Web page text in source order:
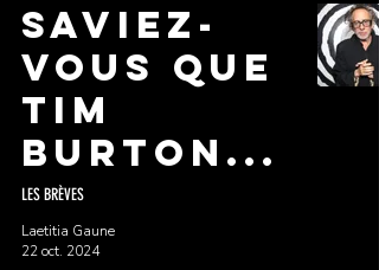
Saviez-
vous que
TIM
BURTON...
LES BRÈVES
Laetitia Gaune
22 oct. 2024